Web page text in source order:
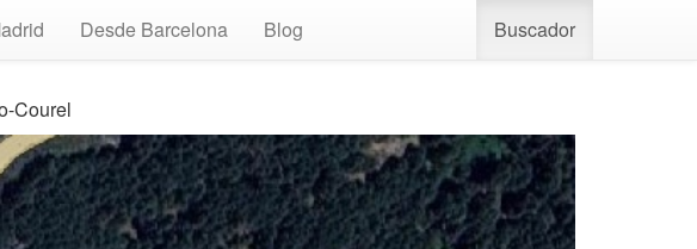
Desde Barcelona Blog Buscador
Courel